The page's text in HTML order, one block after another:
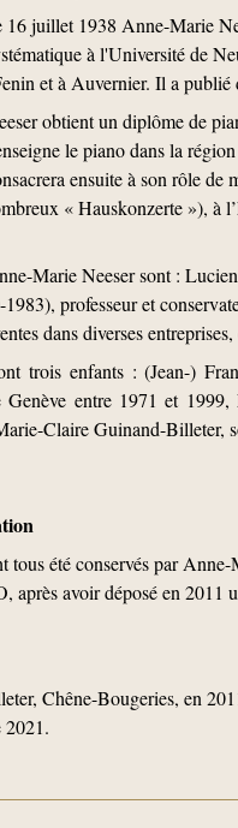
16 juillet 1938 Anne-Marie
à l'Université de
et à Auvernier. Il a
obtient un diplôme de
le piano dans la
ensuite à son rôle
« Hauskonzerte »), à
Marie Neeser sont :
professeur et
dans diverses
trois enfants : (Jean-)
Genève entre 1971 et
Claire Guinand-Billeter,
tous été conservés par
après avoir déposé en 2011
Chêne-Bougeries, en
2021.